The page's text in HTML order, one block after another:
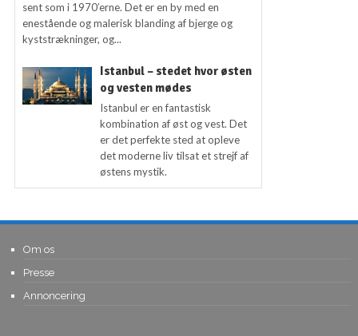
sent som i 1970’erne. Det er en by med en
enestående og malerisk blanding af bjerge og
kyststrækninger, og...
Istanbul – stedet hvor østen
og vesten mødes
Istanbul er en fantastisk
kombination af øst og vest. Det
er det perfekte sted at opleve
det moderne liv tilsat et strejf af
østens mystik.
Om os
Presse
Annoncering